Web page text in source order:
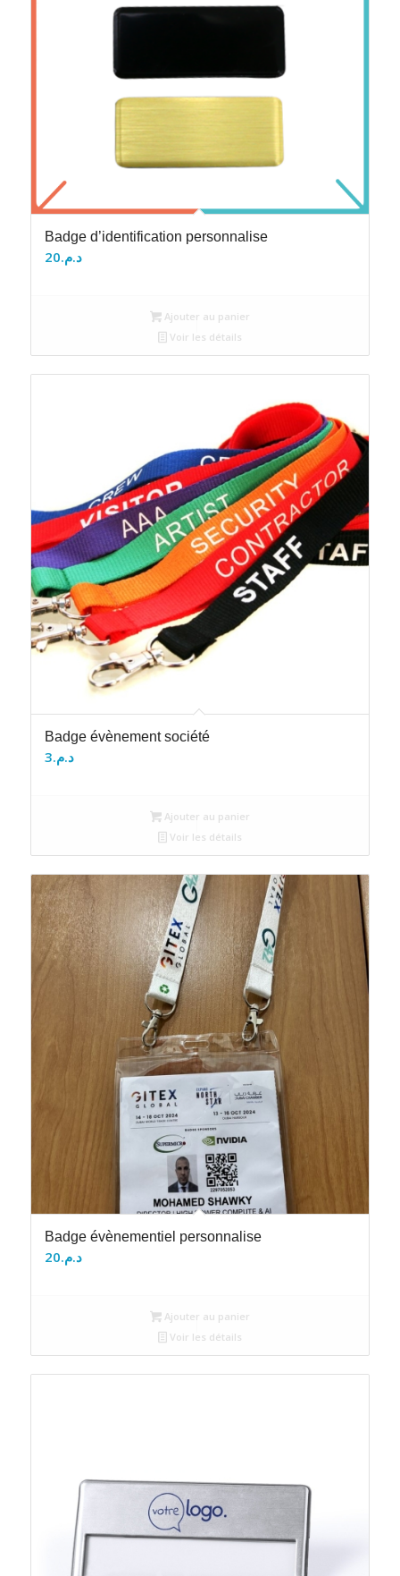
Badge d’identification personnalise
د.م.20
Ajouter au panier
Voir les détails
Badge évènement société
د.م.3
Ajouter au panier
Voir les détails
Badge évènementiel personnalise
د.م.20
Ajouter au panier
Voir les détails